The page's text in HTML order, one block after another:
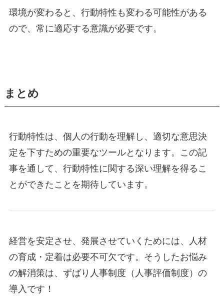
環境が変わると、行動特性も変わる可能性がある
ので、常に適応する意識が必要です。
まとめ
行動特性は、個人の行動を理解し、適切な意思決
定を下すための重要なツールとなります。この記
事を通して、行動特性に関する深い理解を得るこ
とができたことを期待しています。
経営を安定させ、発展させていくためには、人材
の育成・定着は必要不可欠です。そうしたお悩み
の解消策は、ずばり人事制度（人事評価制度）の
導入です！